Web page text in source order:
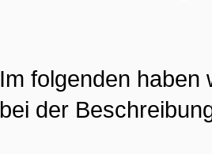
Im folgenden haben
bei der